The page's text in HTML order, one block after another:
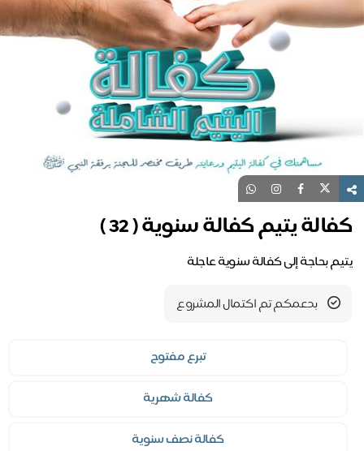
كفالة يتيم كفالة سنوية ( 32 )
يتيم بحاجة إلى كفالة سنوية عاجلة
بدعمكم تم اكتمال المشروع
تبرع مفتوح
كفالة شهرية
كفالة نصف سنوية